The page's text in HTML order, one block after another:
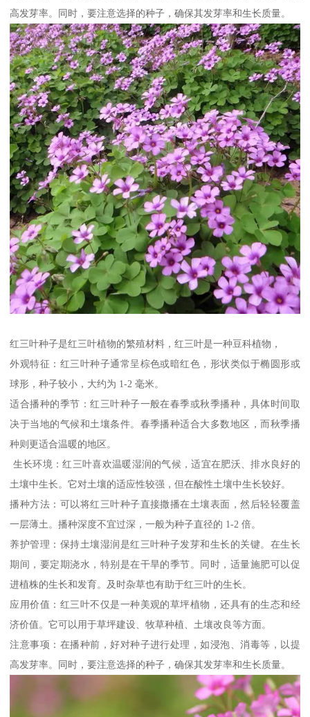
高发芽率。同时，要注意选择的种子，确保其发芽率和生长质量。
红三叶种子是红三叶植物的繁殖材料，红三叶是一种豆科植物，
外观特征：红三叶种子通常呈棕色或暗红色，形状类似于椭圆形或
球形，种子较小，大约为 1-2 毫米。
适合播种的季节：红三叶种子一般在春季或秋季播种，具体时间取
决于当地的气候和土壤条件。春季播种适合大多数地区，而秋季播
种则更适合温暖的地区。
生长环境：红三叶喜欢温暖湿润的气候，适宜在肥沃、排水良好的
土壤中生长。它对土壤的适应性较强，但在酸性土壤中生长较好。
播种方法：可以将红三叶种子直接撒播在土壤表面，然后轻轻覆盖
一层薄土。播种深度不宜过深，一般为种子直径的 1-2 倍。
养护管理：保持土壤湿润是红三叶种子发芽和生长的关键。在生长
期间，要定期浇水，特别是在干旱的季节。同时，适量施肥可以促
进植株的生长和发育。及时杂草也有助于红三叶的生长。
应用价值：红三叶不仅是一种美观的草坪植物，还具有的生态和经
济价值。它可以用于草坪建设、牧草种植、土壤改良等方面。
注意事项：在播种前，好对种子进行处理，如浸泡、消毒等，以提
高发芽率。同时，要注意选择的种子，确保其发芽率和生长质量。